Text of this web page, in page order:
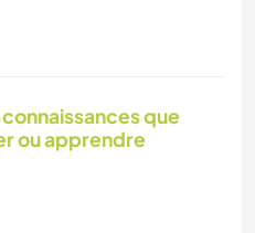
AIR
que
ou apprendre